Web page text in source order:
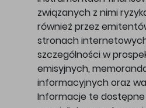
związanych z nimi
również przez
stronach
szczególności w
emisyjnych,
informacyjnych oraz
Informacje te